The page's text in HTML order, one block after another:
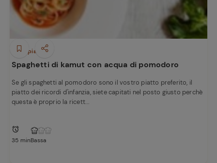
Primi piatti
Spaghetti di kamut con acqua di pomodoro
Se gli spaghetti al pomodoro sono il vostro piatto preferito, il
piatto dei ricordi d'infanzia, siete capitati nel posto giusto perchè
questa è proprio la ricett...
35 minBassa
Ricette